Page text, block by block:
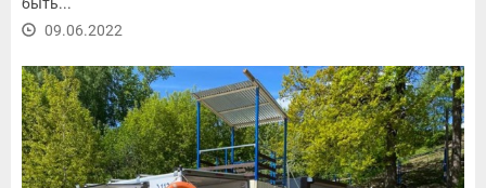
09.06.2022